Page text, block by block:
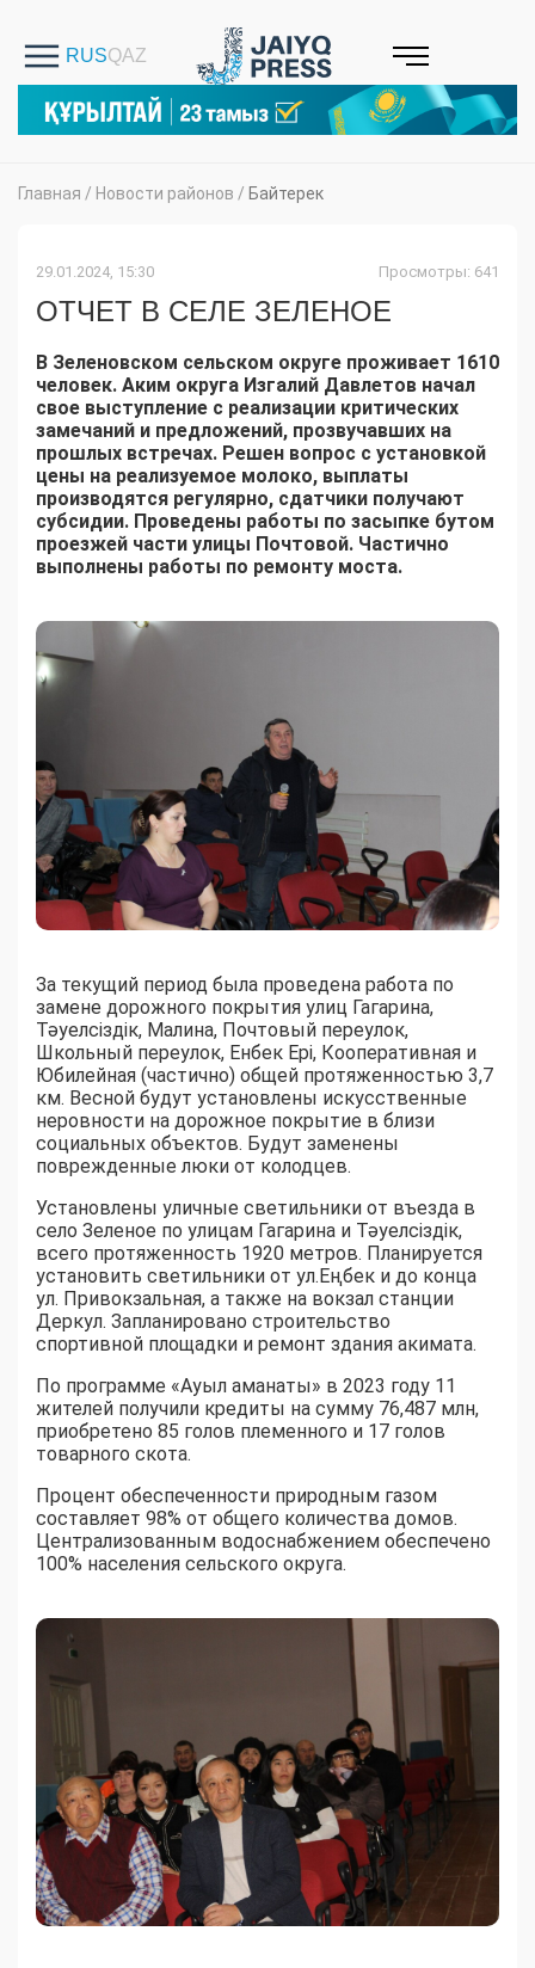
Главная / Новости районов / Байтерек
29.01.2024, 15:30 Просмотры: 641
ОТЧЕТ В СЕЛЕ ЗЕЛЕНОЕ
В Зеленовском сельском округе проживает 1610
человек. Аким округа Изгалий Давлетов начал
свое выступление с реализации критических
замечаний и предложений, прозвучавших на
прошлых встречах. Решен вопрос с установкой
цены на реализуемое молоко, выплаты
производятся регулярно, сдатчики получают
субсидии. Проведены работы по засыпке бутом
проезжей части улицы Почтовой. Частично
выполнены работы по ремонту моста.
За текущий период была проведена работа по
замене дорожного покрытия улиц Гагарина,
Тәуелсіздік, Малина, Почтовый переулок,
Школьный переулок, Енбек Ері, Кооперативная и
Юбилейная (частично) общей протяженностью 3,7
км. Весной будут установлены искусственные
неровности на дорожное покрытие в близи
социальных объектов. Будут заменены
поврежденные люки от колодцев.
Установлены уличные светильники от въезда в
село Зеленое по улицам Гагарина и Тәуелсіздік,
всего протяженность 1920 метров. Планируется
установить светильники от ул.Еңбек и до конца
ул. Привокзальная, а также на вокзал станции
Деркул. Запланировано строительство
спортивной площадки и ремонт здания акимата.
По программе «Ауыл аманаты» в 2023 году 11
жителей получили кредиты на сумму 76,487 млн,
приобретено 85 голов племенного и 17 голов
товарного скота.
Процент обеспеченности природным газом
составляет 98% от общего количества домов.
Централизованным водоснабжением обеспечено
100% населения сельского округа.